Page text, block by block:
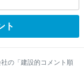
ト
の「建設的コメント順